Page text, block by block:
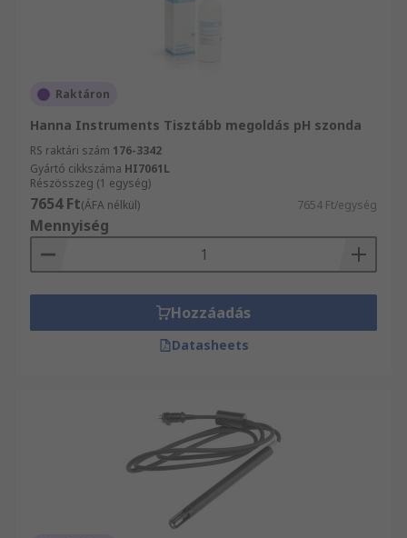
Raktáron
Hanna Instruments Tisztább megoldás pH szonda
RS raktári szám 176-3342
Gyártó cikkszáma HI7061L
Részösszeg (1 egység)
7654 Ft(ÁFA nélkül) 7654 Ft/egység
Mennyiség
Hozzáadás
Datasheets